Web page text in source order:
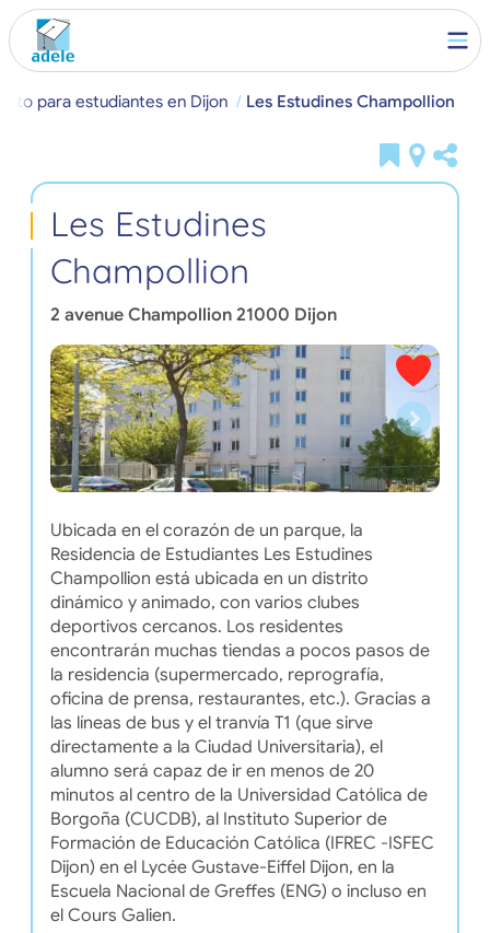
para estudiantes en Dijon Les Estudines Champollion
Les Estudines
Champollion
2 avenue Champollion 21000 Dijon
Ubicada en el corazón de un parque, la
Residencia de Estudiantes Les Estudines
Champollion está ubicada en un distrito
dinámico y animado, con varios clubes
deportivos cercanos. Los residentes
encontrarán muchas tiendas a pocos pasos de
la residencia (supermercado, reprografía,
oficina de prensa, restaurantes, etc.). Gracias a
las líneas de bus y el tranvía T1 (que sirve
directamente a la Ciudad Universitaria), el
alumno será capaz de ir en menos de 20
minutos al centro de la Universidad Católica de
Borgoña (CUCDB), al Instituto Superior de
Formación de Educación Católica (IFREC -ISFEC
Dijon) en el Lycée Gustave-Eiffel Dijon, en la
Escuela Nacional de Greffes (ENG) o incluso en
el Cours Galien.